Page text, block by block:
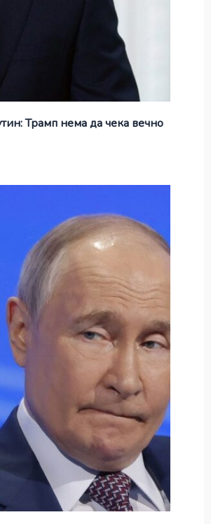
Трамп нема да чека вечно